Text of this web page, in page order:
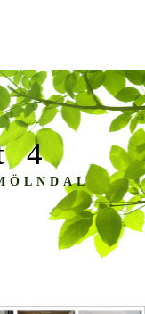
4